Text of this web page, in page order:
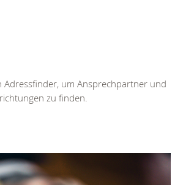
Adressfinder, um Ansprechpartner und
zu finden.